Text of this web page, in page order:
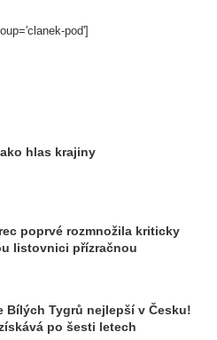
pod']
hlas krajiny
poprvé rozmnožila kriticky
listovnici přízračnou
Bílých Tygrů nejlepší v Česku!
po šesti letech